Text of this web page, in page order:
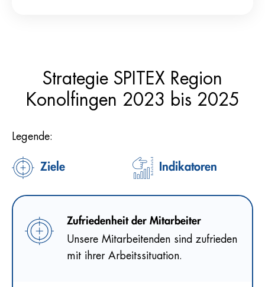
Strategie SPITEX Region
Konolfingen 2023 bis 2025
Legende:
Ziele Indikatoren
Zufriedenheit der Mitarbeiter
Unsere Mitarbeitenden sind zufrieden
mit ihrer Arbeitssituation.